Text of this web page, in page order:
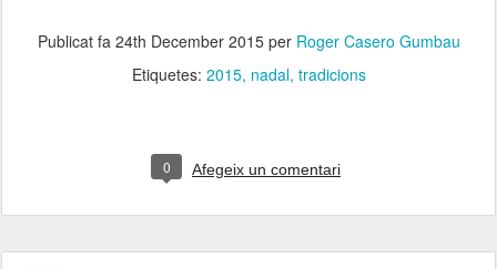
Publicat fa 24th December 2015per Roger Casero Gumbau
Etiquetes: 2015 nadal tradicions
0 Afegeix un comentari